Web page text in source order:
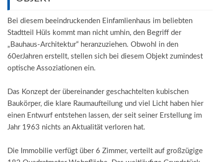
Bei diesem beeindruckenden Einfamlienhaus im beliebten
Stadtteil Hüls kommt man nicht umhin, den Begriff der
„Bauhaus-Architektur“ heranzuziehen. Obwohl in den
60erJahren erstellt, stellen sich bei diesem Objekt zumindest
optische Assoziationen ein.
Das Konzept der übereinander geschachtelten kubischen
Baukörper, die klare Raumaufteilung und viel Licht haben hier
einen Entwurf entstehen lassen, der seit seiner Erstellung im
Jahr 1963 nichts an Aktualität verloren hat.
Die Immobilie verfügt über 6 Zimmer, verteilt auf großzügige